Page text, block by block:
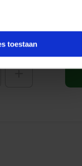
toestaan
+